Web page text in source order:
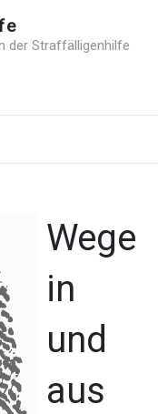
der Straffälligenhilfe
Wege
in
und
aus